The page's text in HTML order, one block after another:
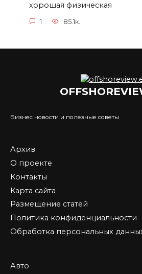
хорошая физическая
1 85.1к.
Бизнес новости и полезные советы
Архив
О проекте
Контакты
Карта сайта
Размещение статей
Политика конфиденциальности
Обработка персональных
Авто